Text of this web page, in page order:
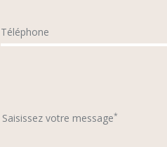
Téléphone
Saisissez votre message*